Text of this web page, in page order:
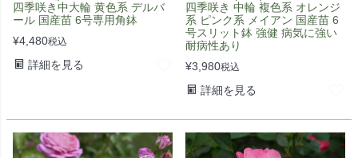
四季咲き中大輪 黄色系 デルバ
ール 国産苗 6号専用角鉢
¥4,480税込
詳細を見る
四季咲き 中輪 複色系 オレンジ
系 ピンク系 メイアン 国産苗 6
号スリット鉢 強健 病気に強い
耐病性あり
¥3,980税込
詳細を見る